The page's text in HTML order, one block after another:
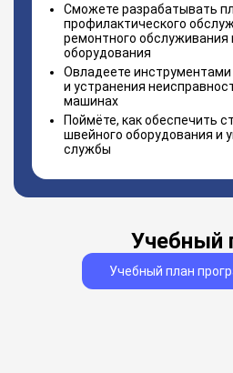
Сможете разрабатывать
профилактического
ремонтного обслуживания
оборудования
Овладеете инструментами
и устранения
машинах
Поймёте, как обеспечить
швейного оборудования и
службы
Учебный
Учебный план